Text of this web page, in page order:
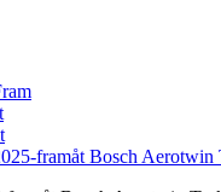
framåt Bosch Aerotwin